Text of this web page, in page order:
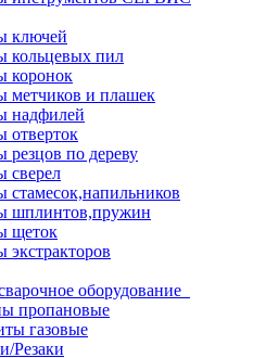
ключей
кольцевых пил
коронок
метчиков и плашек
надфилей
отверток
резцов по дереву
сверел
стамесок,напильников
шплинтов,пружин
щеток
экстракторов
оборудование
пропановые
газовые
Резаки